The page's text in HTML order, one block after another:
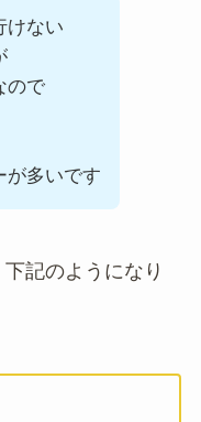
けない
ので
が多いです
記のようになり